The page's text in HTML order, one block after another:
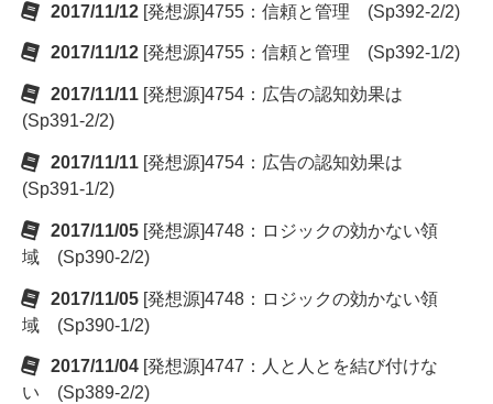
2017/11/12 [発想源]4755：信頼と管理 (Sp392-2/2)
2017/11/12 [発想源]4755：信頼と管理 (Sp392-1/2)
2017/11/11 [発想源]4754：広告の認知効果は
(Sp391-2/2)
2017/11/11 [発想源]4754：広告の認知効果は
(Sp391-1/2)
2017/11/05 [発想源]4748：ロジックの効かない領
域 (Sp390-2/2)
2017/11/05 [発想源]4748：ロジックの効かない領
域 (Sp390-1/2)
2017/11/04 [発想源]4747：人と人とを結び付けな
い (Sp389-2/2)